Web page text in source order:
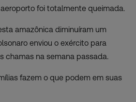
foi totalmente queimada.
amazônica diminuíram um
enviou o exército para
chamas na semana passada.
fazem o que podem em suas